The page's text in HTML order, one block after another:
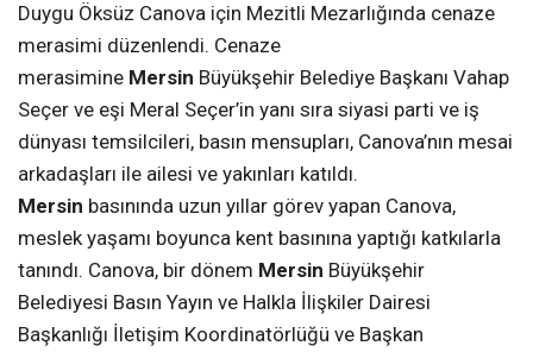
Duygu Öksüz Canova için Mezitli Mezarlığında cenaze
merasimi düzenlendi. Cenaze
merasimine Mersin Büyükşehir Belediye Başkanı Vahap
Seçer ve eşi Meral Seçer’in yanı sıra siyasi parti ve iş
dünyası temsilcileri, basın mensupları, Canova’nın mesai
arkadaşları ile ailesi ve yakınları katıldı.
Mersin basınında uzun yıllar görev yapan Canova,
meslek yaşamı boyunca kent basınına yaptığı katkılarla
tanındı. Canova, bir dönem Mersin Büyükşehir
Belediyesi Basın Yayın ve Halkla İlişkiler Dairesi
Başkanlığı İletişim Koordinatörlüğü ve Başkan